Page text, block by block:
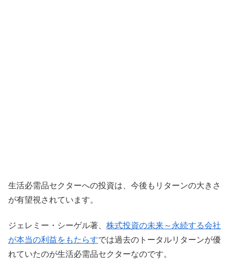
生活必需品セクターへの投資は、今後もリターンの大きさ
が有望視されています。
ジェレミー・シーゲル著、 株式投資の未来～永続する会社
が本当の利益をもたらすでは過去のトータルリターンが優
れていたのが生活必需品セクターなのです。